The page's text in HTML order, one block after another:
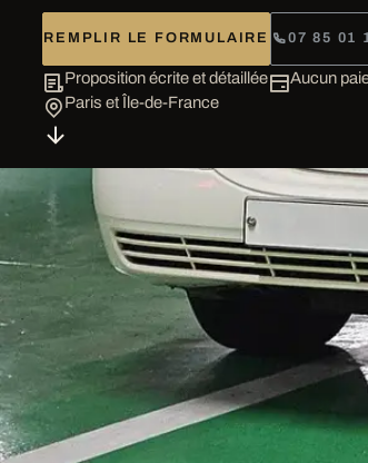
REMPLIR LE FORMULAIRE 07 85 01
Proposition écrite et détaillée
Aucun
Paris et Île-de-France
DEMANDE DE DEVIS
Votre
poste
Plus votre demande est précise,
que vous écrivez ici sert à
Envoyer ce formulaire ne coûte rien,
aucun paiement. Aucun tarif n’est